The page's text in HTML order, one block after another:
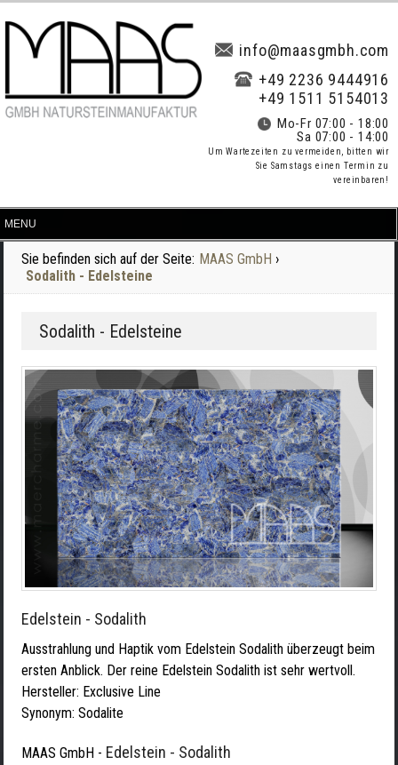
info@maasgmbh.com
+49 2236 9444916
+49 1511 5154013
Mo-Fr 07:00 - 18:00
Sa 07:00 - 14:00
Um Wartezeiten zu vermeiden, bitten wir
Sie Samstags einen Termin zu
vereinbaren!
Sie befinden sich auf der Seite: MAAS GmbH ›
Sodalith - Edelsteine
Sodalith - Edelsteine
Edelstein - Sodalith
Ausstrahlung und Haptik vom Edelstein Sodalith überzeugt beim
ersten Anblick. Der reine Edelstein Sodalith ist sehr wertvoll.
Hersteller: Exclusive Line
Synonym: Sodalite
MAAS GmbH - Edelstein - Sodalith